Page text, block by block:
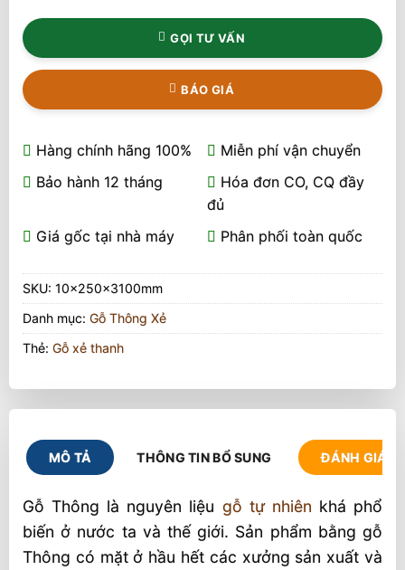
GỌI TƯ VẤN
BÁO GIÁ
Hàng chính hãng 100%
Miễn phí vận chuyển
Bảo hành 12 tháng
Hóa đơn CO, CQ đầy
đủ
Giá gốc tại nhà máy
Phân phối toàn quốc
SKU: 10x250x3100mm
Danh mục: Gỗ Thông Xẻ
Thẻ: Gỗ xẻ thanh
MÔ TẢ THÔNG TIN BỔ SUNG ĐÁNH GIÁ
Gỗ Thông là nguyên liệu gỗ tự nhiên khá phổ
biến ở nước ta và thế giới. Sản phẩm bằng gỗ
Thông có mặt ở hầu hết các xưởng sản xuất và